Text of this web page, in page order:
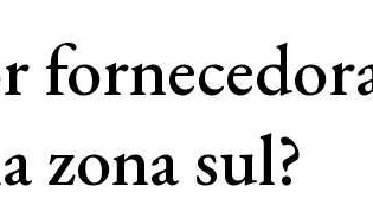
zona sul?